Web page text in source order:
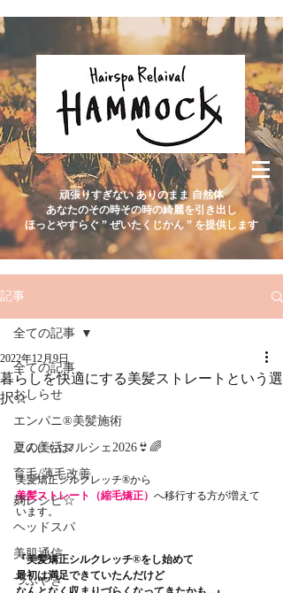
頑張りすぎない ありのまま 自然体
あなたのその時その時の綺麗を引き出し
ほっとやすらぐ ” ぜいたくじかん ” を提供します
記事
全ての記事
おしらせ
エンパニ®美髪施術
夏の美活マルシェ2026👙🌈
育毛/薄毛改善
麹レシピ☆
ヘッドスパ
美肌通信
つぶやき
全ての記事
暮らしを快適にする美髪ストレートという選
択☆
2022年12月9日
こんにちは♪
美髪矯正シルクレッチ®から
美髪ストレート（縮毛矯正） へ移行する方が増えて
います。
『美髪矯正シルクレッチ®をし始めて
最初は満足できていたんだけど